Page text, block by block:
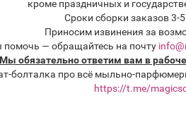
кроме праздничных и
Сроки сборки заказов 3-
Приносим извинения за
помочь — обращайтесь на почту
Мы обязательно ответим вам в
болталка про всё мыльно-
https://t.me/
1 005 руб.
руб. 10 г 243 руб.
170 руб.